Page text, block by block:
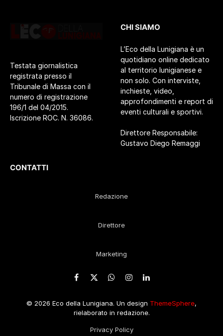
Testata giornalistica
registrata presso il
Tribunale di Massa con il
numero di registrazione
196/1 del 04/2015.
Iscrizione ROC. N. 36086.
CHI SIAMO
L’Eco della Lunigiana è un
quotidiano online dedicato
al territorio lunigianese e
non solo. Con interviste,
inchieste, video,
approfondimenti e report di
eventi culturali e sportivi.
Direttore Responsabile:
Gustavo Diego Remaggi
CONTATTI
Redazione
Direttore
Marketing
Facebook
X
WhatsApp
Instagram
LinkedIn
© 2026 Eco della Lunigiana. Un design ThemeSphere,
rielaborato in redazione.
Privacy Policy